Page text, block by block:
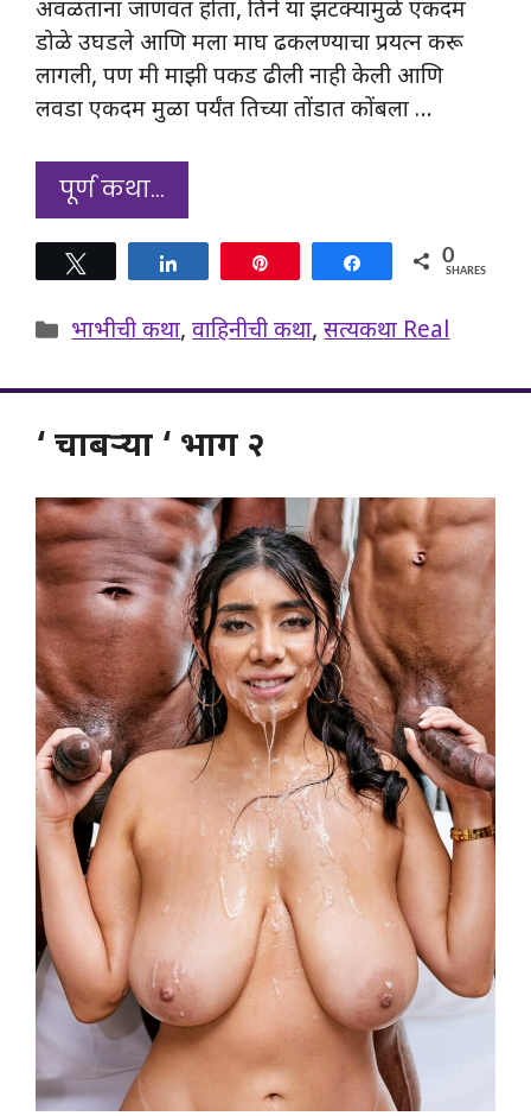
अवळताना जाणवत होता, तिने या झटक्यामुळे एकदम
डोळे उघडले आणि मला माघ ढकलण्याचा प्रयत्न करू
लागली, पण मी माझी पकड ढीली नाही केली आणि
लवडा एकदम मुळा पर्यंत तिच्या तोंडात कोंबला …
पूर्ण कथा…
Share 0
SHARES
Categories
भाभीची कथा,वाहिनीची कथा,सत्यकथा Real
‘ चाबऱ्या ‘ भाग २